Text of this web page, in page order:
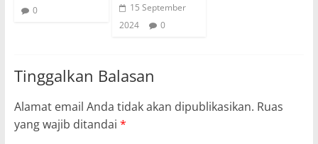
0
15 September
2024
0
Tinggalkan Balasan
Alamat email Anda tidak akan dipublikasikan. Ruas
yang wajib ditandai *